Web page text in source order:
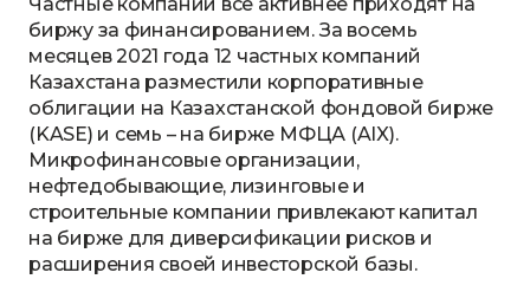
биржу за финансированием. За восемь
месяцев 2021 года 12 частных компаний
Казахстана разместили корпоративные
облигации на Казахстанской фондовой бирже
(KASE) и семь – на бирже МФЦА (AIX).
Микрофинансовые организации,
нефтедобывающие, лизинговые и
строительные компании привлекают капитал
на бирже для диверсификации рисков и
расширения своей инвесторской базы.